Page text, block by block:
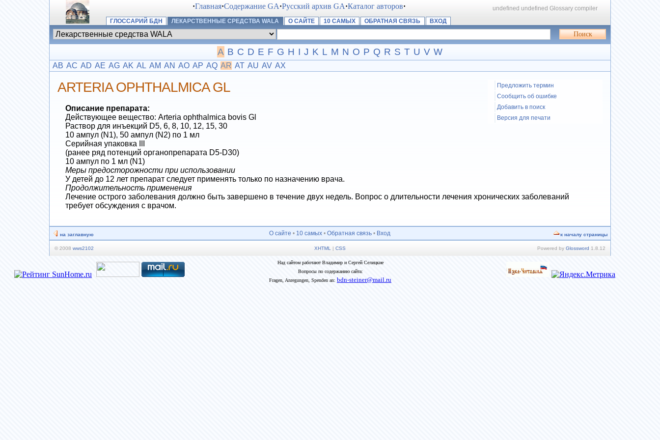
·Главная·Содержание GA·Русский архив GA·Каталог авторов· undefined undefined Glossary compiler
ГЛОССАРИЙ БДН
ЛЕКАРСТВЕННЫЕ СРЕДСТВА WALA О САЙТЕ 10 САМЫХ ОБРАТНАЯ СВЯЗЬ ВХОД
A B C D E F G H I J K L M N O P Q R S T U V W
AB AC AD AE AG AK AL AM AN AO AP AQ AR AT AU AV AX
Предложить термин
Сообщить об ошибке
Добавить в поиск
Версия для печати
ARTERIA OPHTHALMICA GL
Описание препарата:
Действующее вещество: Arteria ophthalmica bovis Gl
Раствор для инъекций D5, 6, 8, 10, 12, 15, 30
10 ампул (N1), 50 ампул (N2) по 1 мл
Серийная упаковка III
(ранее ряд потенций органопрепарата D5-D30)
10 ампул по 1 мл (N1)
Меры предосторожности при использовании
У детей до 12 лет препарат следует применять только по назначению врача.
Продолжительность применения
Лечение острого заболевания должно быть завершено в течение двух недель. Вопрос о длительности лечения хронических заболеваний
требует обсуждения с врачом.
на заглавную О сайте • 10 самых •Обратная связь • Вход к началу страницы
© 2008 wws2102 XHTML | CSS Powered by Glossword 1.8.12
Над сайтом работают Владимир и Сергей Селицкие
Вопросы по содержанию сайта:
Fragen, Anregungen, Spenden an:bdn-steiner@mail.ru